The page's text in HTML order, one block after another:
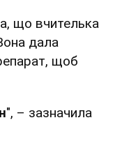
що вчителька
дала
щоб
", – зазначила